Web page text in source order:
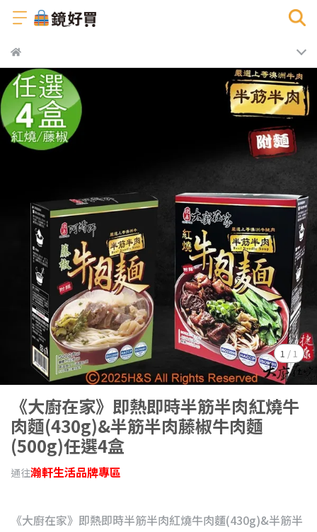
1 / 1
《大廚在家》即熱即時半筋半肉紅燒牛
肉麵(430g)&半筋半肉藤椒牛肉麵
(500g)任選4盒
通往瀚軒生活品牌專區
《大廚在家》即熱即時半筋半肉紅燒牛肉麵(430g)&半筋半